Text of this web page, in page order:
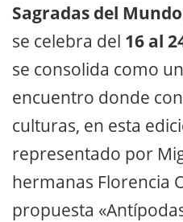
Sagradas del
se celebra del 16 al
se consolida como
encuentro donde
culturas, en esta
representado por
hermanas Florencia
propuesta